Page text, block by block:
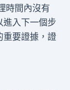
時間內沒有
進入下一個步
重要證據，證